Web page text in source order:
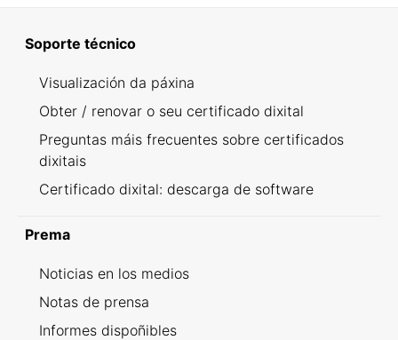
Soporte técnico
Visualización da páxina
Obter / renovar o seu certificado dixital
Preguntas máis frecuentes sobre certificados
dixitais
Certificado dixital: descarga de software
Prema
Noticias en los medios
Notas de prensa
Informes dispoñibles